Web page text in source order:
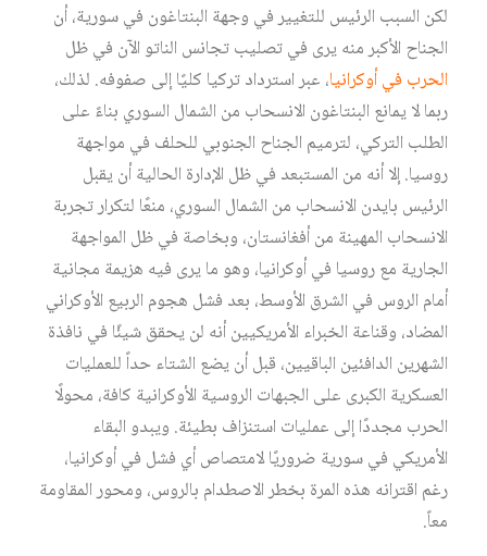
لكن السبب الرئيس للتغيير في وجهة البنتاغون في سورية، أن
الجناح الأكبر منه يرى في تصليب تجانس الناتو الآن في ظل
الحرب في أوكرانيا، عبر استرداد تركيا كليًا إلى صفوفه. لذلك،
ربما لا يمانع البنتاغون الانسحاب من الشمال السوري بناءً على
الطلب التركي، لترميم الجناح الجنوبي للحلف في مواجهة
روسيا. إلا أنه من المستبعد في ظل الإدارة الحالية أن يقبل
الرئيس بايدن الانسحاب من الشمال السوري، منعًا لتكرار تجربة
الانسحاب المهينة من أفغانستان، وبخاصة في ظل المواجهة
الجارية مع روسيا في أوكرانيا، وهو ما يرى فيه هزيمة مجانية
أمام الروس في الشرق الأوسط، بعد فشل هجوم الربيع الأوكراني
المضاد، وقناعة الخبراء الأمريكيين أنه لن يحقق شيئًا في نافذة
الشهرين الدافئين الباقيين، قبل أن يضع الشتاء حداً للعمليات
العسكرية الكبرى على الجبهات الروسية الأوكرانية كافة، محولًا
الحرب مجددًا إلى عمليات استنزاف بطيئة. ويبدو البقاء
الأمريكي في سورية ضروريًا لامتصاص أي فشل في أوكرانيا،
رغم اقترانه هذه المرة بخطر الاصطدام بالروس، ومحور المقاومة
معاً.